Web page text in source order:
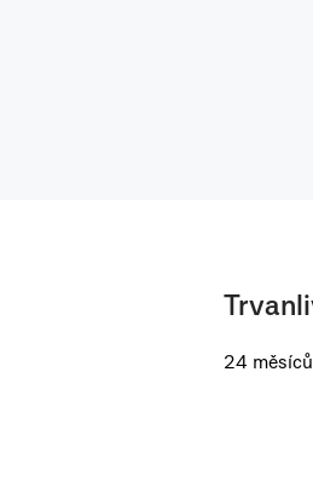
24 měsíců